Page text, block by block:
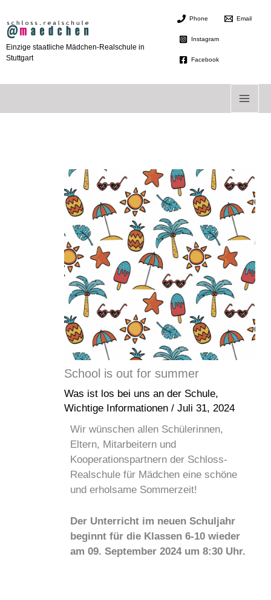
Inhalt
springen
Einzige staatliche Mädchen-Realschule in
Stuttgart
Phone Email
Instagram
Facebook
School is out for summer
Was ist los bei uns an der Schule,
Wichtige Informationen /Juli 31, 2024
Wir wünschen allen Schülerinnen,
Eltern, Mitarbeitern und
Kooperationspartnern der Schloss-
Realschule für Mädchen eine schöne
und erholsame Sommerzeit!
Der Unterricht im neuen Schuljahr
beginnt für die Klassen 6-10 wieder
am 09. September 2024 um 8:30 Uhr.